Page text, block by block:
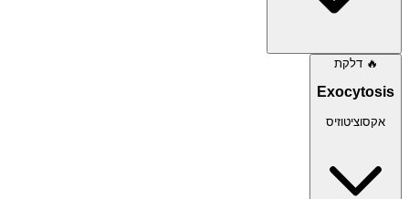
🔥 דלקת
Exocytosis
אקסוציטוזיס